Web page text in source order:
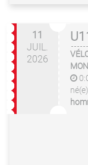
11
JUIL.
2026